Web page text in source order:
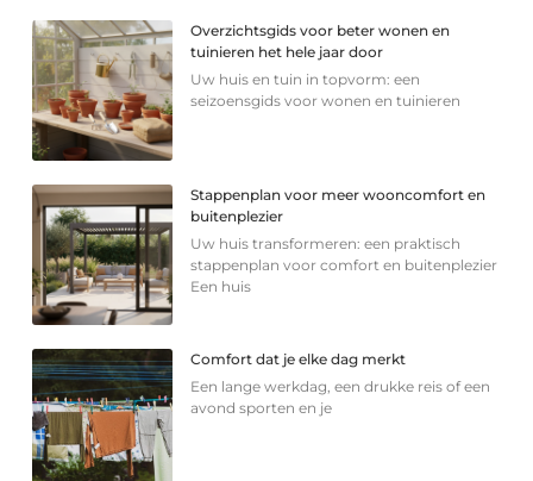
Overzichtsgids voor beter wonen en
tuinieren het hele jaar door
Uw huis en tuin in topvorm: een
seizoensgids voor wonen en tuinieren
Stappenplan voor meer wooncomfort en
buitenplezier
Uw huis transformeren: een praktisch
stappenplan voor comfort en buitenplezier
Een huis
Comfort dat je elke dag merkt
Een lange werkdag, een drukke reis of een
avond sporten en je